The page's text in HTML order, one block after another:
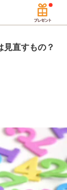
直すもの？